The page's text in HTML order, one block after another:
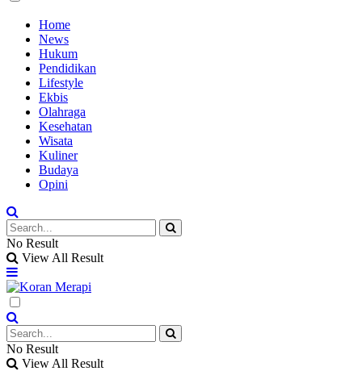
Home
News
Hukum
Pendidikan
Lifestyle
Ekbis
Olahraga
Kesehatan
Wisata
Kuliner
Budaya
Opini
No Result
View All Result
No Result
View All Result